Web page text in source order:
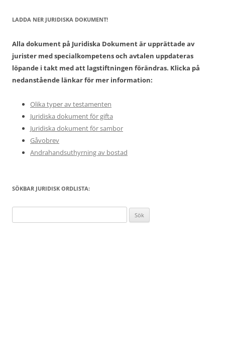
LADDA NER JURIDISKA DOKUMENT!
Alla dokument på Juridiska Dokument är upprättade av
jurister med specialkompetens och avtalen uppdateras
löpande i takt med att lagstiftningen förändras. Klicka på
nedanstående länkar för mer information:
Olika typer av testamenten
Juridiska dokument för gifta
Juridiska dokument för sambor
Gåvobrev
Andrahandsuthyrning av bostad
SÖKBAR JURIDISK ORDLISTA:
efter: